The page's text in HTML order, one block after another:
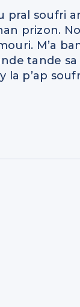
pral soufri
prizon.
M’a
tande
p’ap